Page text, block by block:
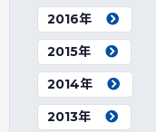
2016年
2015年
2014年
2013年